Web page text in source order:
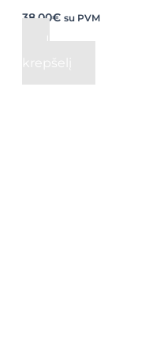
38,00€ su PVM
Į
krepšelį